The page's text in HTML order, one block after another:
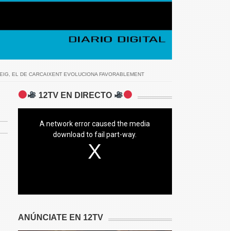
EL DE CARCAIXENT EVOLUCIONA FAVORABLEMENT
12TV EN DIRECTO
A network error caused the media
download to fail part-way.
ANÚNCIATE EN 12TV